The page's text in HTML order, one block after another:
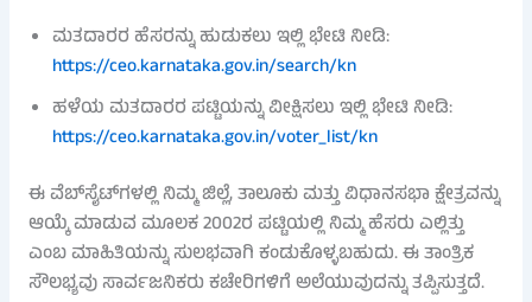
ಮತದಾರರ ಹೆಸರನ್ನು ಹುಡುಕಲು ಇಲ್ಲಿ ಭೇಟಿ ನೀಡಿ:
https://ceo.karnataka.gov.in/search/kn
ಹಳೆಯ ಮತದಾರರ ಪಟ್ಟಿಯನ್ನು ವೀಕ್ಷಿಸಲು ಇಲ್ಲಿ ಭೇಟಿ ನೀಡಿ:
https://ceo.karnataka.gov.in/voter_list/kn
ಈ ವೆಬ್‌ಸೈಟ್‌ಗಳಲ್ಲಿ ನಿಮ್ಮ ಜಿಲ್ಲೆ, ತಾಲೂಕು ಮತ್ತು ವಿಧಾನಸಭಾ ಕ್ಷೇತ್ರವನ್ನು
ಆಯ್ಕೆ ಮಾಡುವ ಮೂಲಕ 2002ರ ಪಟ್ಟಿಯಲ್ಲಿ ನಿಮ್ಮ ಹೆಸರು ಎಲ್ಲಿತ್ತು
ಎಂಬ ಮಾಹಿತಿಯನ್ನು ಸುಲಭವಾಗಿ ಕಂಡುಕೊಳ್ಳಬಹುದು. ಈ ತಾಂತ್ರಿಕ
ಸೌಲಭ್ಯವು ಸಾರ್ವಜನಿಕರು ಕಚೇರಿಗಳಿಗೆ ಅಲೆಯುವುದನ್ನು ತಪ್ಪಿಸುತ್ತದೆ.